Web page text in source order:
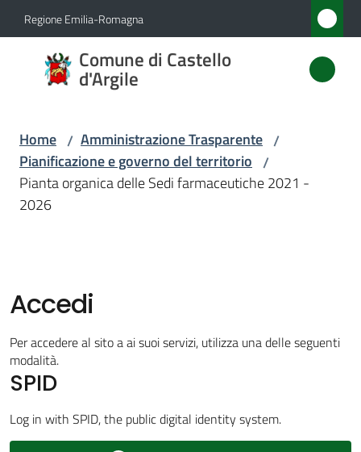
Vai al contenuto
Vai alla navigazione
Vai al footer
Regione Emilia-Romagna
Comune di Castello
d'Argile
Comune
di
Amministrazione
Servizi
Vivere
Castello
d'Argile
Home / Amministrazione Trasparente /
Pianificazione e governo del territorio /
Pianta organica delle Sedi farmaceutiche 2021 -
2026
Accedi
Per accedere al sito a ai suoi servizi, utilizza una delle seguenti
modalità.
SPID
Log in with SPID, the public digital identity system.